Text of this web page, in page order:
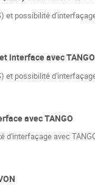
et possibilité
interface avec
et possibilité
avec TANGO
d'interfaçage avec